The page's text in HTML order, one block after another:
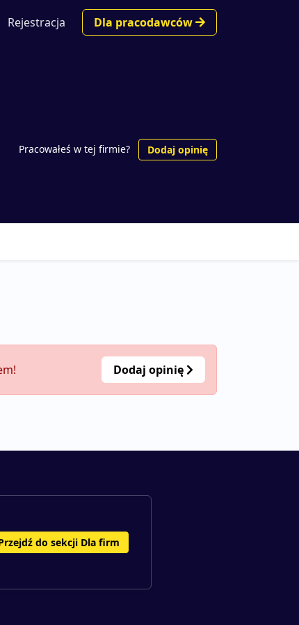
Rejestracja Dla pracodawców
Pracowałeś w tej firmie? Dodaj opinię
Dodaj opinię
do sekcji Dla firm